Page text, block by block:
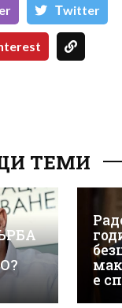
Тwitter
ТЕМИ
е